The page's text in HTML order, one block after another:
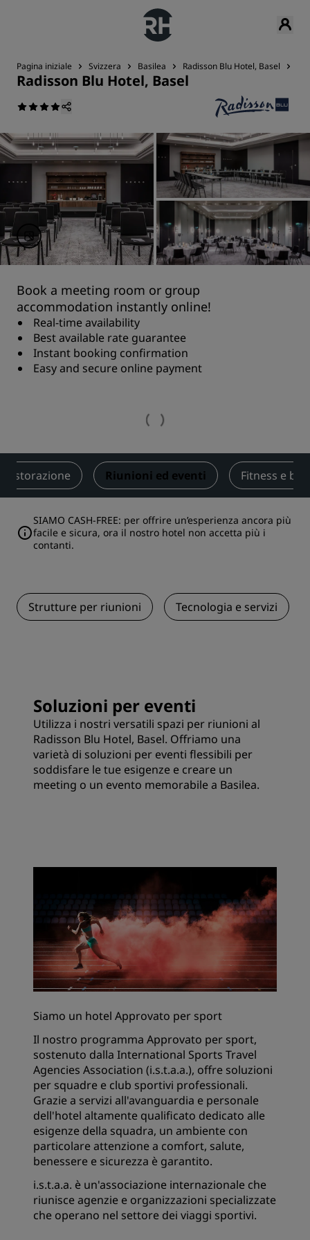
Pagina iniziale Svizzera Basilea Radisson Blu Hotel, Basel
Radisson Blu Hotel, Basel
Book a meeting room or group
accommodation instantly online!
Real-time availability
Best available rate guarantee
Instant booking confirmation
Easy and secure online payment
Ristorazione Riunioni ed eventi Fitness e
SIAMO CASH-FREE: per offrire un’esperienza ancora più
facile e sicura, ora il nostro hotel non accetta più i
contanti.
Strutture per riunioni Tecnologia e servizi
Soluzioni per eventi
Utilizza i nostri versatili spazi per riunioni al
Radisson Blu Hotel, Basel. Offriamo una
varietà di soluzioni per eventi flessibili per
soddisfare le tue esigenze e creare un
meeting o un evento memorabile a Basilea.
Siamo un hotel Approvato per sport
Il nostro programma Approvato per sport,
sostenuto dalla International Sports Travel
Agencies Association (i.s.t.a.a.), offre soluzioni
per squadre e club sportivi professionali.
Grazie a servizi all'avanguardia e personale
dell'hotel altamente qualificato dedicato alle
esigenze della squadra, un ambiente con
particolare attenzione a comfort, salute,
benessere e sicurezza è garantito.
i.s.t.a.a. è un'associazione internazionale che
riunisce agenzie e organizzazioni specializzate
che operano nel settore dei viaggi sportivi.